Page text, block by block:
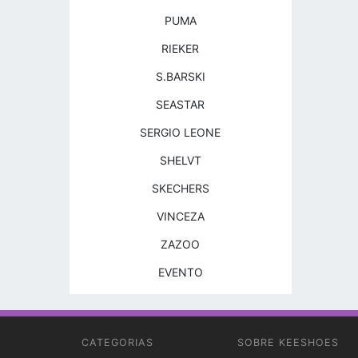
PUMA
RIEKER
S.BARSKI
SEASTAR
SERGIO LEONE
SHELVT
SKECHERS
VINCEZA
ZAZOO
EVENTO
CATEGORIAS SOBRE KEESHOES